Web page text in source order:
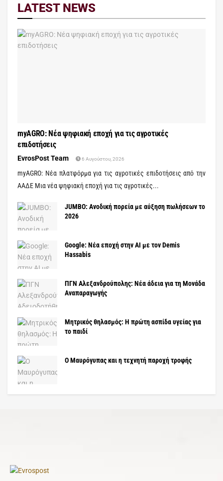
LATEST NEWS
myAGRO: Νέα ψηφιακή εποχή για τις αγροτικές
επιδοτήσεις
EvrosPost Team 6 Αυγούστου, 2026
myAGRO: Νέα πλατφόρμα για τις αγροτικές επιδοτήσεις από την
ΑΑΔΕ Μια νέα ψηφιακή εποχή για τις αγροτικές...
JUMBO: Ανοδική πορεία με αύξηση πωλήσεων το
2026
Google: Νέα εποχή στην AI με τον Demis
Hassabis
ΠΓΝ Αλεξανδρούπολης: Νέα άδεια για τη Μονάδα
Αναπαραγωγής
Μητρικός θηλασμός: Η πρώτη ασπίδα υγείας για
το παιδί
Ο Μαυρόγυπας και η τεχνητή παροχή τροφής